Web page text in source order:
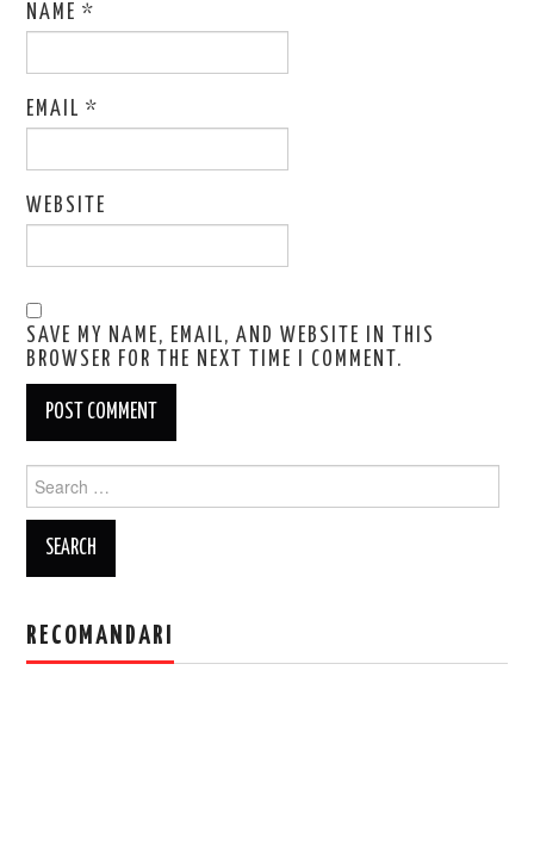
NAME*
EMAIL*
WEBSITE
SAVE MY NAME, EMAIL, AND WEBSITE IN THIS
BROWSER FOR THE NEXT TIME I COMMENT.
for:
RECOMANDARI